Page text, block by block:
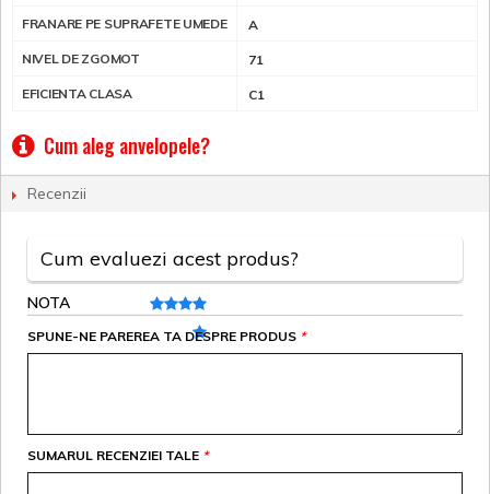
FRANARE PE SUPRAFETE UMEDE A
NIVEL DE ZGOMOT 71
EFICIENTA CLASA C1
Cum aleg anvelopele?
Recenzii
Cum evaluezi acest produs?
NOTA
*
SPUNE-NE PAREREA TA DESPRE PRODUS
*
SUMARUL RECENZIEI TALE